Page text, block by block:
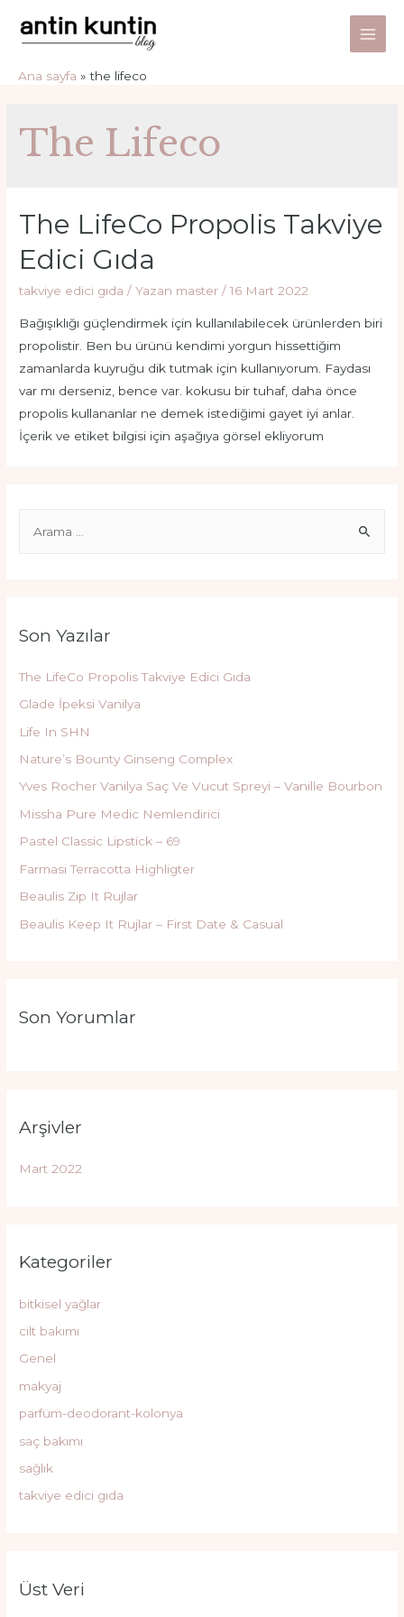
atla
Main
Ana sayfa the lifeco
The Lifeco
The LifeCo Propolis Takviye
Edici Gıda
takviye edici gıda / Yazan master /16 Mart 2022
Bağışıklığı güçlendirmek için kullanılabilecek ürünlerden biri
propolistir. Ben bu ürünü kendimi yorgun hissettiğim
zamanlarda kuyruğu dik tutmak için kullanıyorum. Faydası
var mı derseniz, bence var. kokusu bir tuhaf, daha önce
propolis kullananlar ne demek istediğimi gayet iyi anlar.
İçerik ve etiket bilgisi için aşağıya görsel ekliyorum
h
:
Son Yazılar
The LifeCo Propolis Takviye Edici Gıda
Glade İpeksi Vanilya
Life In SHN
Nature’s Bounty Ginseng Complex
Yves Rocher Vanilya Saç Ve Vucut Spreyi – Vanille Bourbon
Missha Pure Medic Nemlendirici
Pastel Classic Lipstick – 69
Farmasi Terracotta Highligter
Beaulis Zip It Rujlar
Beaulis Keep It Rujlar – First Date & Casual
Son Yorumlar
Arşivler
Mart 2022
Kategoriler
bitkisel yağlar
cilt bakımı
Genel
makyaj
parfüm-deodorant-kolonya
saç bakımı
sağlık
takviye edici gıda
Üst Veri